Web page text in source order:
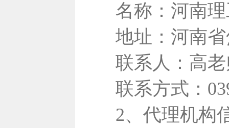
名称：河南
地址：河南
联系人：高
联系方式：
2、代理机构